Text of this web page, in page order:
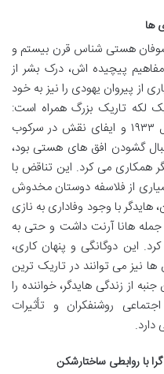
ها
هستی شناس قرن بیستم و
پیچیده اش، درک بشر از
از پیروان یهودی را نیز به خود
لکه تاریک بزرگ همراه است:
همکاری آشکار او با حزب نازی در سال ۱۹۳۳ و ایفای نقش در سرکوب
گشودن افق های هستی بود،
همکاری می کرد. این تناقض با
از فلاسفه دوستان مخدوش
با وجود وفاداری به نازی
جمله هانا آرنت داشت و حتی به
این دوگانگی و پنهان کاری،
نیز می توانند در تاریک ترین
از زندگی هایدگر، خواننده را
روشنفکران و تأثیرات
دارد.
با روابطی ساختارشکن